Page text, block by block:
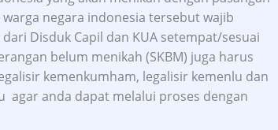
negara indonesia tersebut wajib
Disduk Capil dan KUA setempat/sesuai
belum menikah (SKBM) juga harus
kemenkumham, legalisir kemenlu dan
agar anda dapat melalui proses dengan